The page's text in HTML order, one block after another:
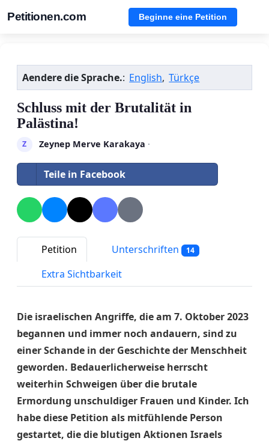
Petitionen.com Beginne eine Petition
Aendere die Sprache.: English, Türkçe
Schluss mit der Brutalität in
Palästina!
Z Zeynep Merve Karakaya ·
Teile in Facebook
Petition Unterschriften 14
Extra Sichtbarkeit
Die israelischen Angriffe, die am 7. Oktober 2023
begannen und immer noch andauern, sind zu
einer Schande in der Geschichte der Menschheit
geworden. Bedauerlicherweise herrscht
weiterhin Schweigen über die brutale
Ermordung unschuldiger Frauen und Kinder. Ich
habe diese Petition als mitfühlende Person
gestartet, die die blutigen Aktionen Israels